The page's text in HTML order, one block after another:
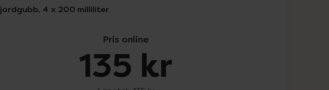
jordgubb, 4 x 200 milliliter
Pris online
135 kr